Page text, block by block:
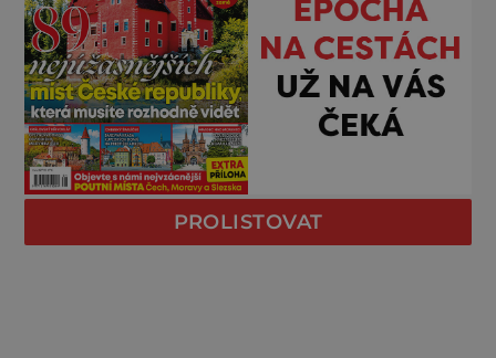
PROLISTOVAT